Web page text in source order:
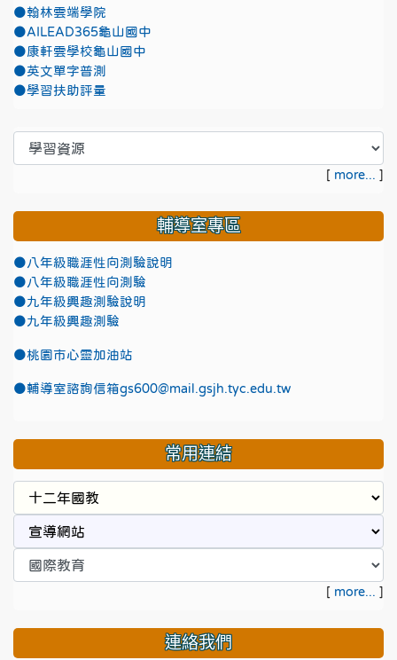
●翰林雲端學院
●AILEAD365龜山國中
●康軒雲學校龜山國中
●英文單字普測
●學習扶助評量
[ more... ]
輔導室專區
●八年級職涯性向測驗說明
●八年級職涯性向測驗
●九年級興趣測驗說明
●九年級興趣測驗
●桃園市心靈加油站
●輔導室諮詢信箱gs600@mail.gsjh.tyc.edu.tw
常用連結
[ more... ]
連絡我們